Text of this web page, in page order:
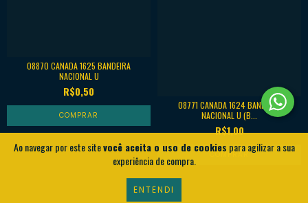
Ao navegar por este sitevocê aceita o uso de cookies para agilizar a sua
experiência de compra.
ENTENDI
08870 CANADA 1625 BANDEIRA
NACIONAL U
R$0,50
08771 CANADA 1624 BANDEIRA
NACIONAL U (B...
R$1,00